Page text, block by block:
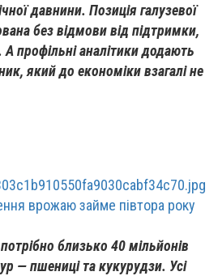
давнини. Позиція галузевої
без відмови від підтримки,
профільні аналітики додають
який до економіки взагалі не
врожаю займе півтора року
близько 40 мільйонів
— пшениці та кукурудзи. Усі